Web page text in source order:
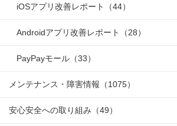
iOSアプリ改善レポート （44）
Androidアプリ改善レポート （28）
PayPayモール （33）
メンテナンス・障害情報 （1075）
安心安全への取り組み （49）